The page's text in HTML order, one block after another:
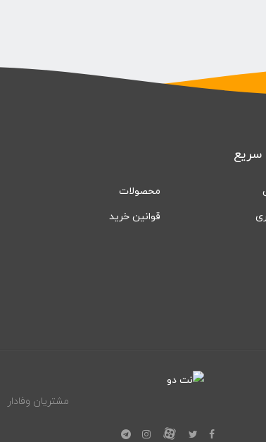
محصولات
قوانین خرید
مشتریان وفادار